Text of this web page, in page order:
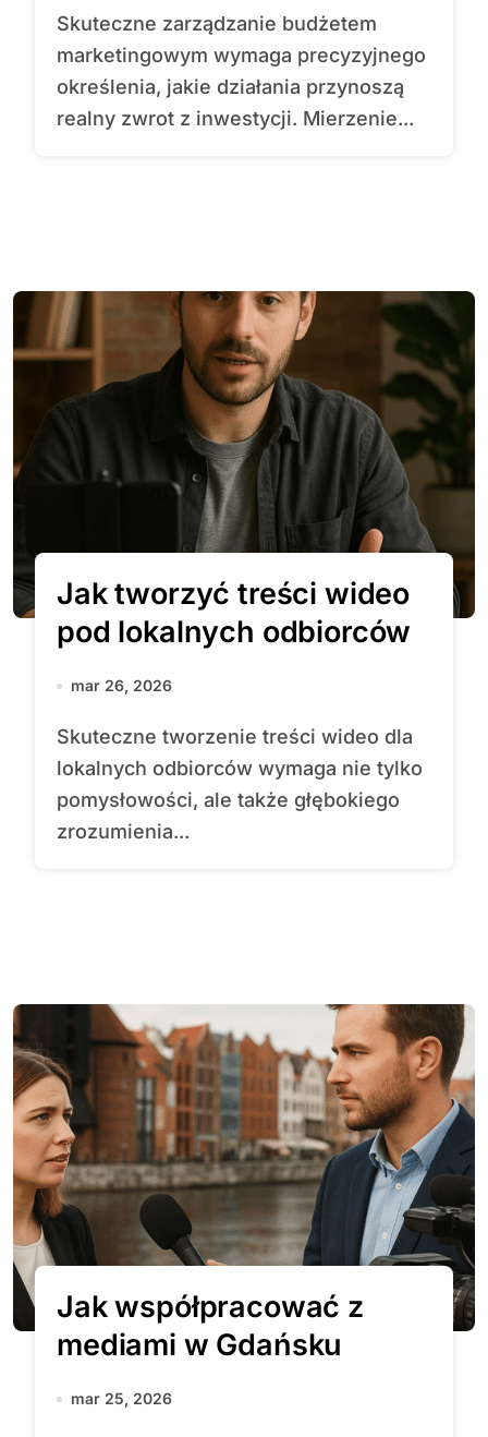
Skuteczne zarządzanie budżetem
marketingowym wymaga precyzyjnego
określenia, jakie działania przynoszą
realny zwrot z inwestycji. Mierzenie...
Jak tworzyć treści wideo
pod lokalnych odbiorców
mar 26, 2026
Skuteczne tworzenie treści wideo dla
lokalnych odbiorców wymaga nie tylko
pomysłowości, ale także głębokiego
zrozumienia...
Jak współpracować z
mediami w Gdańsku
mar 25, 2026